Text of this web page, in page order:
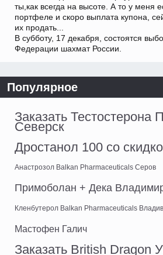
ты,как всегда на высоте. А то у меня
портфеле и скоро выплата купона,
их продать...
В субботу, 17 декабря, состоятся
Федерации шахмат России.
Популярное
Заказать Тестостерона
Северск
Дростанол 100 со
Анастрозол Balkan Pharmaceuticals Серов
Примоболан + Дека
Кленбутерол Balkan Pharmaceuticals
Мастофен Галич
Заказать British Dragon